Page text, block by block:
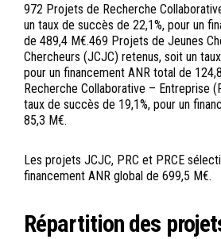
972 Projets de Recherche
un taux de succès de 22,1%, pour un
de 489,4 M€.469 Projets de Jeunes
Chercheurs (JCJC) retenus, soit un
pour un financement ANR total de
Recherche Collaborative – Entreprise
taux de succès de 19,1%, pour un
85,3 M€.
Les projets JCJC, PRC et PRCE
financement ANR global de 699,5 M€.
Répartition des